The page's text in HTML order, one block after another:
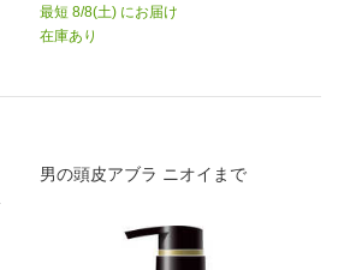
最短 8/8(土) にお届け
在庫あり
男の頭皮アブラ ニオイまで